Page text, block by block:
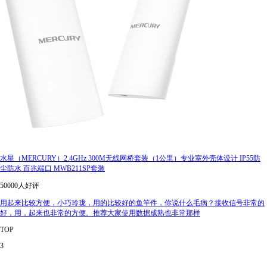
水星（MERCURY）2.4GHz 300M无线网桥套装（1公里）专业室外壳体设计 IP55防
尘防水 百兆端口 MWB211SP套装
50000人好评
用起来比较方便，小巧玲珑，用的比较好的鱼竿件，你说什么毛病？接收信号非常的
好，用，起来也非常的方便。推荐大家使用数据成熟也非常那样
TOP
3